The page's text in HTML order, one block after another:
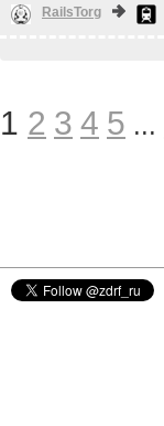
RailsTorg
1 2 3 4 5 ...